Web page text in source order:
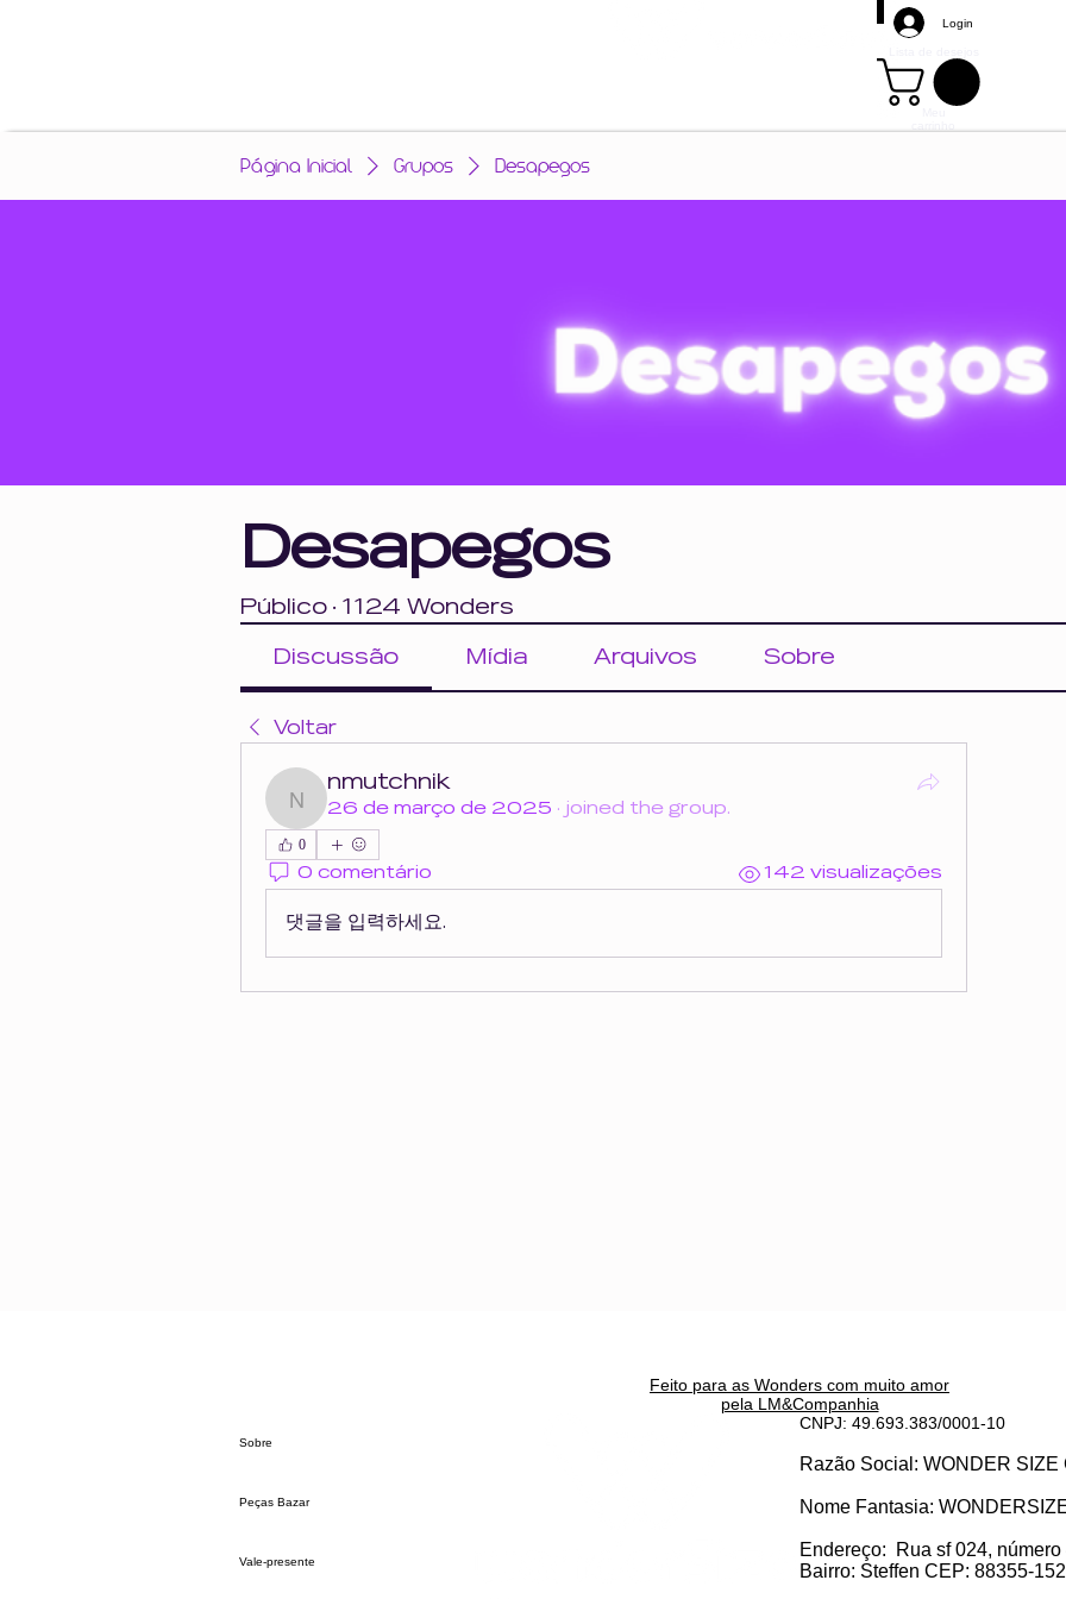
Login
Página Inicial Grupos Desapegos
Desapegos
Público · 1124 Wonders
Discussão Mídia Arquivos Sobre
Voltar
nmutchnik
nmutchnik
26 de março de 2025 · joined the group.
0
0 comentário 142 visualizações
댓글을 입력하세요.
Feito para as Wonders com muito amor
pela LM&Companhia
Sobre
Peças Bazar
Vale-presente
CNPJ: 49.693.383/0001-10
Razão Social: WONDER
Nome Fantasia:
Endereço:
Rua sf 024, número
Bairro: Steffen CEP: 88355-